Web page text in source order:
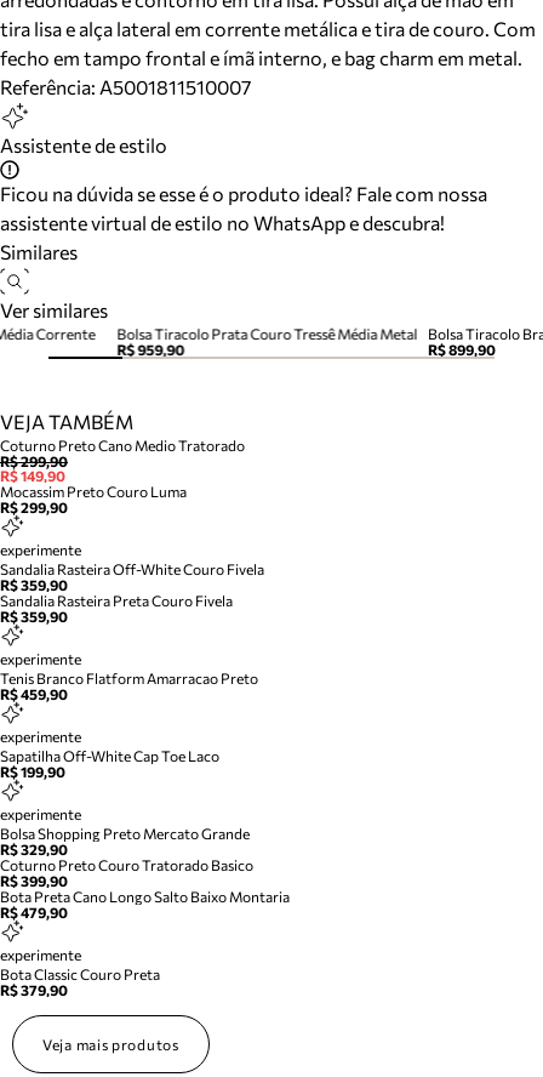
tira lisa e alça lateral em corrente metálica e tira de couro. Com
fecho em tampo frontal e ímã interno, e bag charm em metal.
Referência: A5001811510007
Assistente de estilo
Ficou na dúvida se esse é o produto ideal? Fale com nossa
assistente virtual de estilo no WhatsApp e descubra!
Similares
Ver similares
Bolsa Tiracolo Prata Couro Tressê Média Metal
R$ 959,90
R$ 899,90
Corrente
VEJA TAMBÉM
Coturno Preto Cano Medio Tratorado
R$ 299,90
R$ 149,90
Mocassim Preto Couro Luma
R$ 299,90
experimente
Sandalia Rasteira Off-White Couro Fivela
R$ 359,90
Sandalia Rasteira Preta Couro Fivela
R$ 359,90
experimente
Tenis Branco Flatform Amarracao Preto
R$ 459,90
experimente
Sapatilha Off-White Cap Toe Laco
R$ 199,90
experimente
Bolsa Shopping Preto Mercato Grande
R$ 329,90
Coturno Preto Couro Tratorado Basico
R$ 399,90
Bota Preta Cano Longo Salto Baixo Montaria
R$ 479,90
experimente
Bota Classic Couro Preta
R$ 379,90
Veja mais produtos